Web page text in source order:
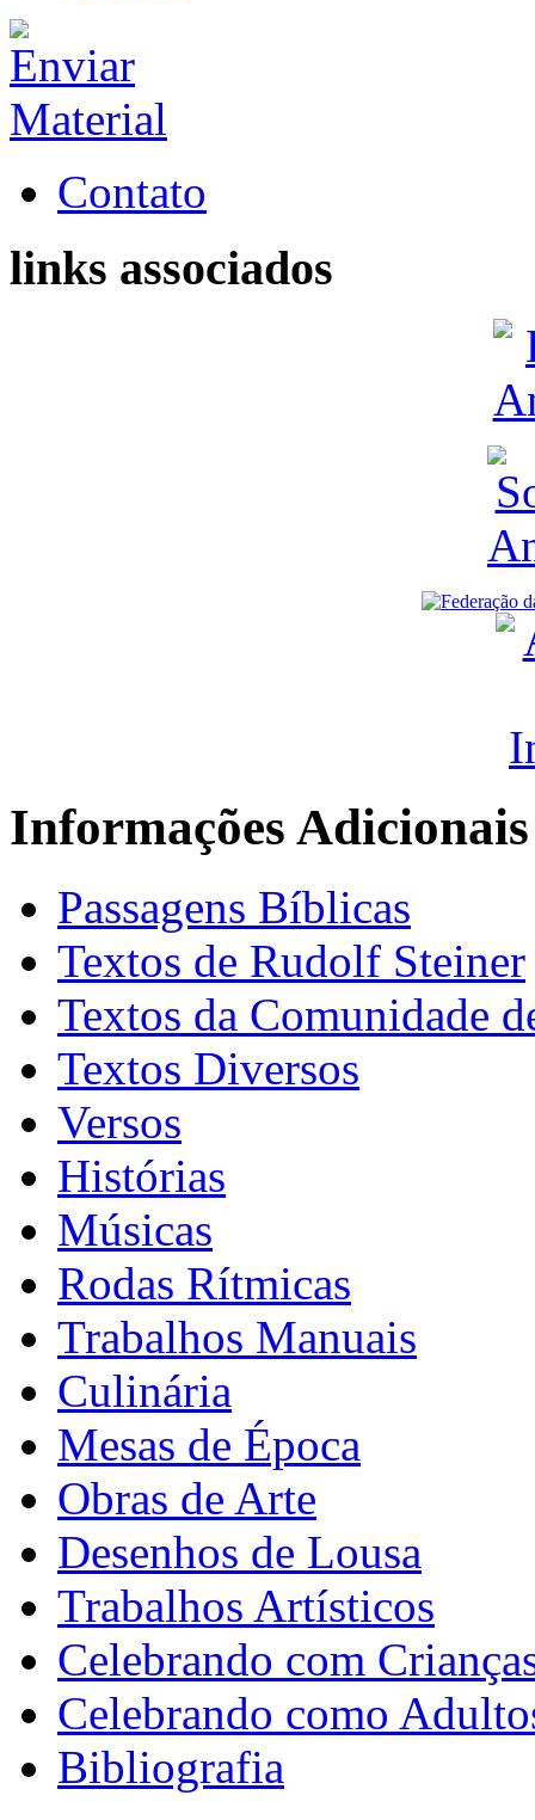
Contato
links associados
Informações Adicionais
Passagens Bíblicas
Textos de Rudolf Steiner
Textos da Comunidade
Textos Diversos
Versos
Histórias
Músicas
Rodas Rítmicas
Trabalhos Manuais
Culinária
Mesas de Época
Obras de Arte
Desenhos de Lousa
Trabalhos Artísticos
Celebrando com
Celebrando como
Bibliografia